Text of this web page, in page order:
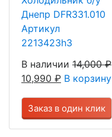
Днепр DFR331.010
Артикул
2213423h3
В наличии 14,000₽
10,990 ₽ В корзину
Заказ в один клик